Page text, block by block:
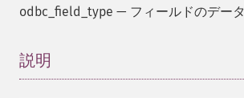
odbc_field_type — フィールドのデー
説明